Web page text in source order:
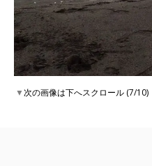
▼次の画像は下へスクロール (7/10)